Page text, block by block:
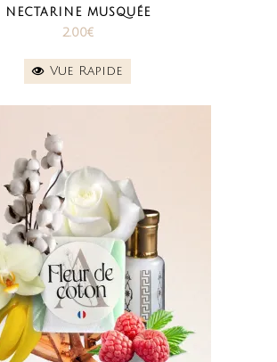
NECTARINE MUSQUÉE
2.00€
Vue Rapide